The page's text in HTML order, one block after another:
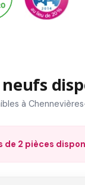
à
de 2 pièces